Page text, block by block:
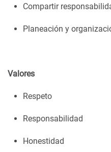
Compartir
Planeación y
Valores
Respeto
Responsabilidad
Honestidad